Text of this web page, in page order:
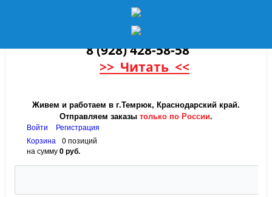
8 (928) 428-58-58
>> Читать <<
Живем и работаем в г.Темрюк, Краснодарский край.
Отправляем заказы только по России.
Войти
Регистрация
Корзина
0 позиций
на сумму0 руб.